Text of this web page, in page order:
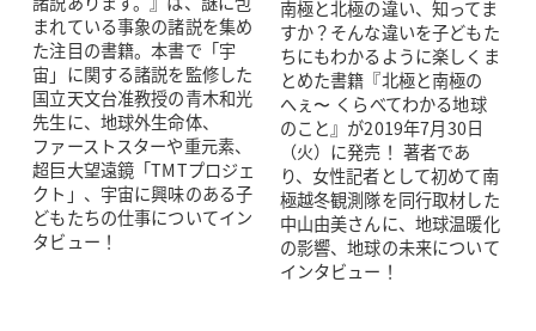
まれている事象の諸説を集め
た注目の書籍。本書で「宇
宙」に関する諸説を監修した
国立天文台准教授の青木和光
先生に、地球外生命体、
ファーストスターや重元素、
超巨大望遠鏡「TMTプロジェ
クト」、宇宙に興味のある子
どもたちの仕事についてイン
タビュー！
南極と北極の違い、知ってま
すか？そんな違いを子どもた
ちにもわかるように楽しくま
とめた書籍『北極と南極の
へぇ〜 くらべてわかる地球
のこと』が2019年7月30日
（火）に発売！ 著者であ
り、女性記者として初めて南
極越冬観測隊を同行取材した
中山由美さんに、地球温暖化
の影響、地球の未来について
インタビュー！